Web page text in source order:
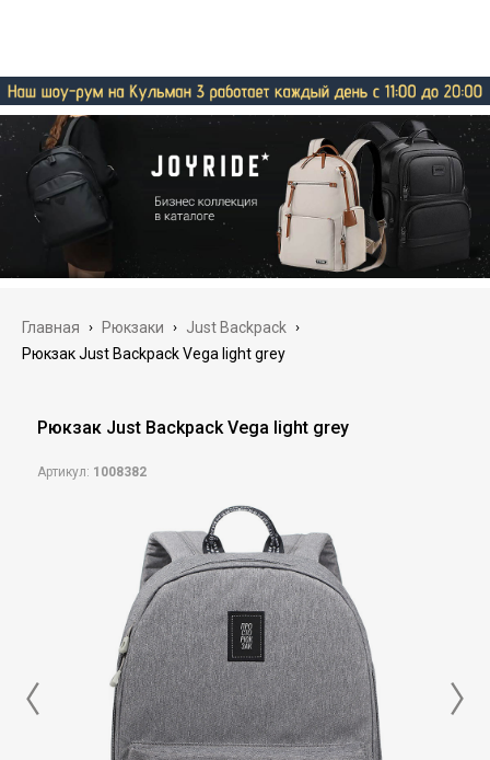
Главная › Рюкзаки › Just Backpack ›
Рюкзак Just Backpack Vega light grey
Рюкзак Just Backpack Vega light grey
Артикул: 1008382